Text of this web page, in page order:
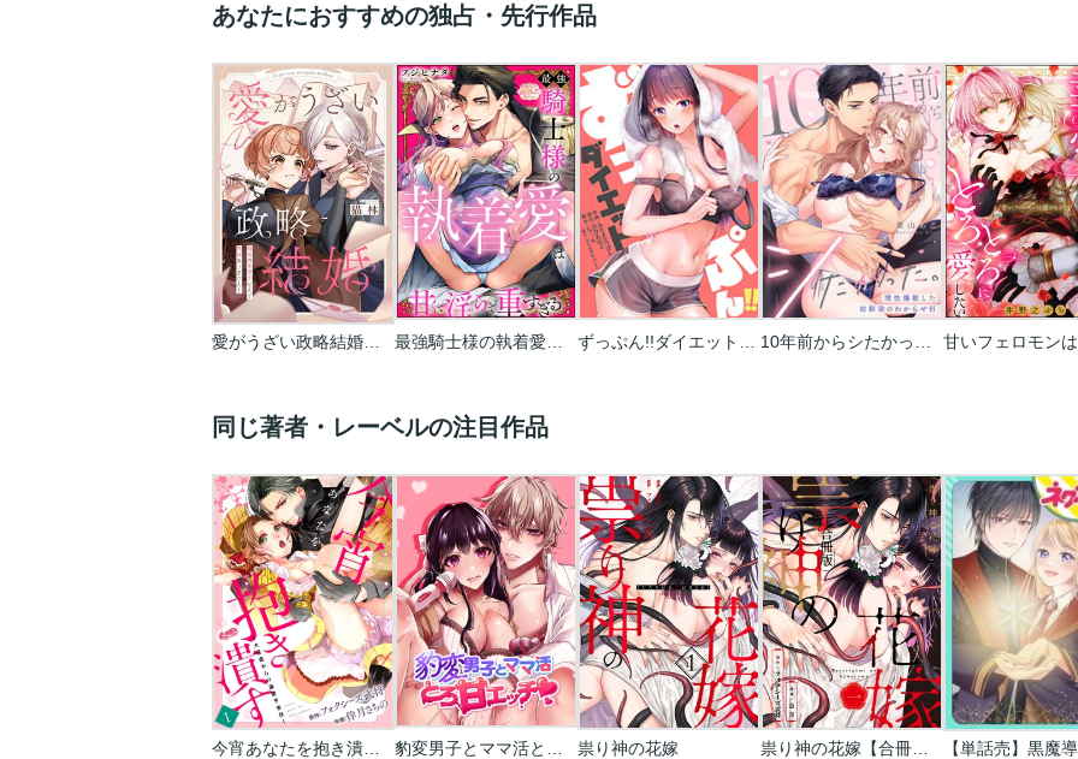
あなたにおすすめの独占・先行作品
同じ著者・レーベルの注目作品
今宵あなたを抱き潰す ～大怪盗からの溺愛予告状～ 豹変男子とママ活とろ甘えっち 祟り神の花嫁 祟り神の花嫁【合冊版】